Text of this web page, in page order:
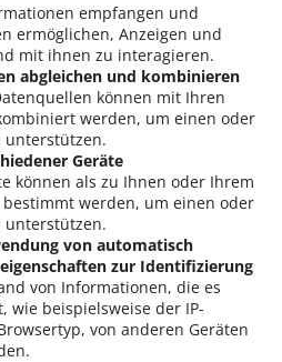
empfangen und
ermöglichen, Anzeigen und
mit ihnen zu interagieren.
abgleichen und kombinieren
können mit Ihren
werden, um einen oder
unterstützen.
Geräte
können als zu Ihnen oder Ihrem
werden, um einen oder
unterstützen.
von automatisch
zur Identifizierung
von Informationen, die es
wie beispielsweise der IP-
von anderen Geräten